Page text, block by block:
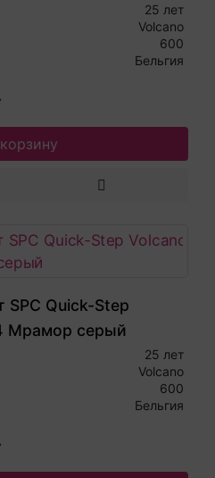
25 лет
Volcano
600
Бельгия
SPC Quick-Step
Мрамор серый
25 лет
Volcano
600
Бельгия